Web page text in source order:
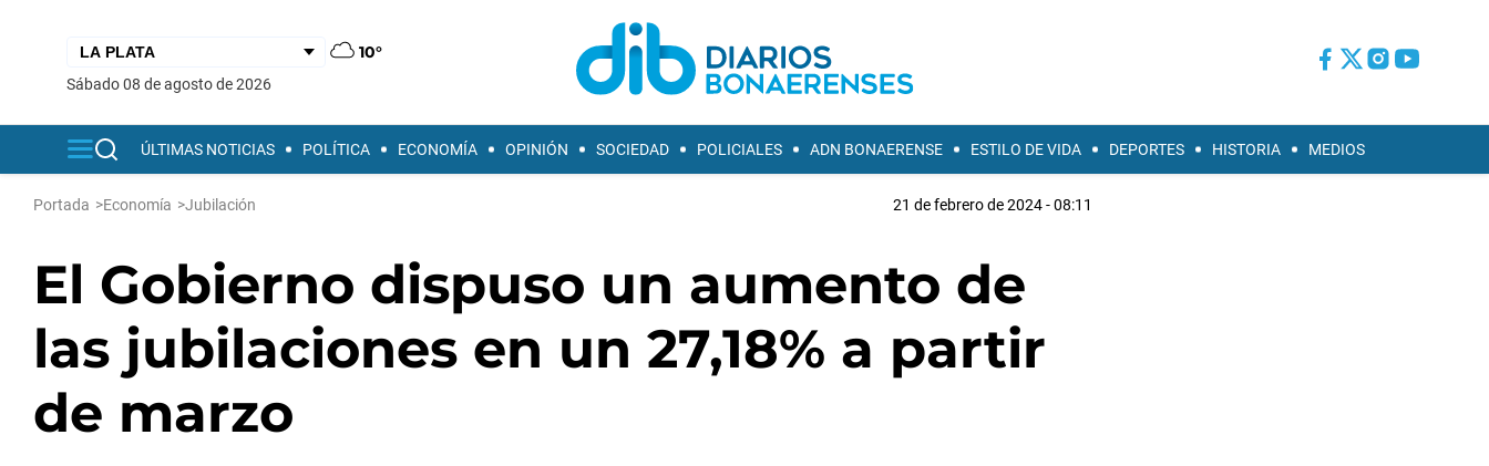
10°
sábado 08 de agosto de 2026
ÚLTIMAS NOTICIAS POLÍTICA ECONOMÍA OPINIÓN SOCIEDAD POLICIALES ADN BONAERENSE ESTILO DE VIDA DEPORTES HISTORIA MEDIOS
Portada >Economía >Jubilación 21 de febrero de 2024 - 08:11
El Gobierno dispuso un aumento de
las jubilaciones en un 27,18% a partir
de marzo